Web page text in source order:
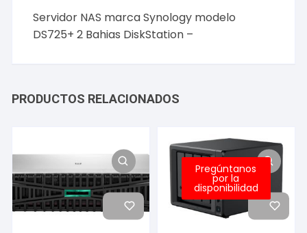
Servidor NAS marca Synology modelo
DS725+ 2 Bahias DiskStation –
PRODUCTOS RELACIONADOS
Pregúntanos
por la
disponibilidad